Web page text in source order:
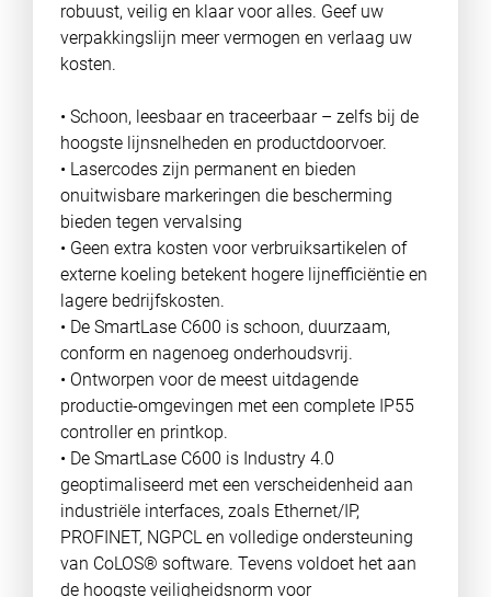
robuust, veilig en klaar voor alles. Geef uw
verpakkingslijn meer vermogen en verlaag uw
kosten.
• Schoon, leesbaar en traceerbaar – zelfs bij de
hoogste lijnsnelheden en productdoorvoer.
• Lasercodes zijn permanent en bieden
onuitwisbare markeringen die bescherming
bieden tegen vervalsing
• Geen extra kosten voor verbruiksartikelen of
externe koeling betekent hogere lijnefficiëntie en
lagere bedrijfskosten.
• De SmartLase C600 is schoon, duurzaam,
conform en nagenoeg onderhoudsvrij.
• Ontworpen voor de meest uitdagende
productie-omgevingen met een complete IP55
controller en printkop.
• De SmartLase C600 is Industry 4.0
geoptimaliseerd met een verscheidenheid aan
industriële interfaces, zoals Ethernet/IP,
PROFINET, NGPCL en volledige ondersteuning
van CoLOS® software. Tevens voldoet het aan
de hoogste veiligheidsnorm voor